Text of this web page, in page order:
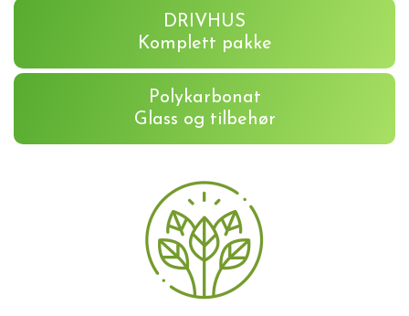
DRIVHUS
Komplett pakke
Polykarbonat
Glass og tilbehør